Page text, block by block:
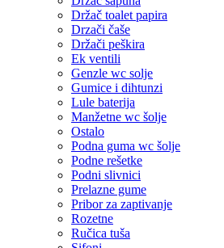
Držač toalet papira
Drzači čaše
Držači peškira
Ek ventili
Genzle wc solje
Gumice i dihtunzi
Lule baterija
Manžetne wc šolje
Ostalo
Podna guma wc šolje
Podne rešetke
Podni slivnici
Prelazne gume
Pribor za zaptivanje
Rozetne
Ručica tuša